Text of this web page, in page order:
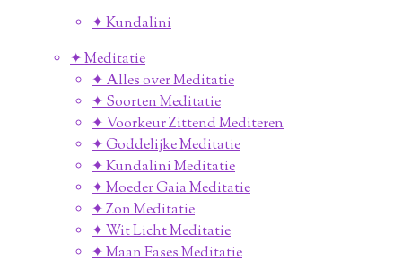
✦ Kundalini
✦ Meditatie
✦ Alles over Meditatie
✦ Soorten Meditatie
✦ Voorkeur Zittend Mediteren
✦ Goddelijke Meditatie
✦ Kundalini Meditatie
✦ Moeder Gaia Meditatie
✦ Zon Meditatie
✦ Wit Licht Meditatie
✦ Maan Fases Meditatie